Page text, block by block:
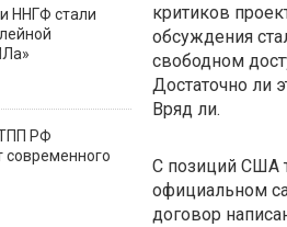
ННГФ стали
ТПП РФ
современного
критиков
обсуждения
свободном
Достаточно ли
Вряд ли.
С позиций США
официальном
договор